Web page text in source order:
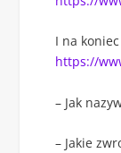
I na
https://
– Jak
– Jakie